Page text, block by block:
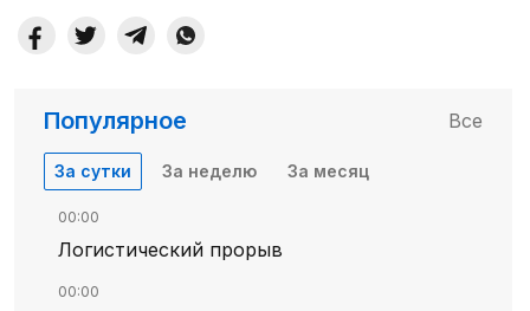
Популярное Все
За сутки За неделю За месяц
00:00
Логистический прорыв
00:00